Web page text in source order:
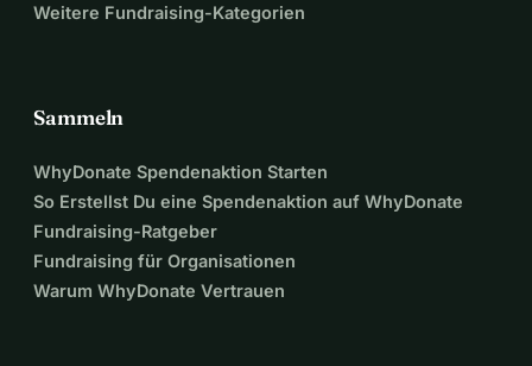
Weitere Fundraising-Kategorien
Sammeln
WhyDonate Spendenaktion Starten
So Erstellst Du eine Spendenaktion auf WhyDonate
Fundraising-Ratgeber
Fundraising für Organisationen
Warum WhyDonate Vertrauen